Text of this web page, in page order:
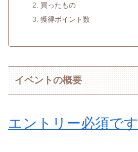
買ったもの
獲得ポイント数
イベントの概要
エントリー必須です